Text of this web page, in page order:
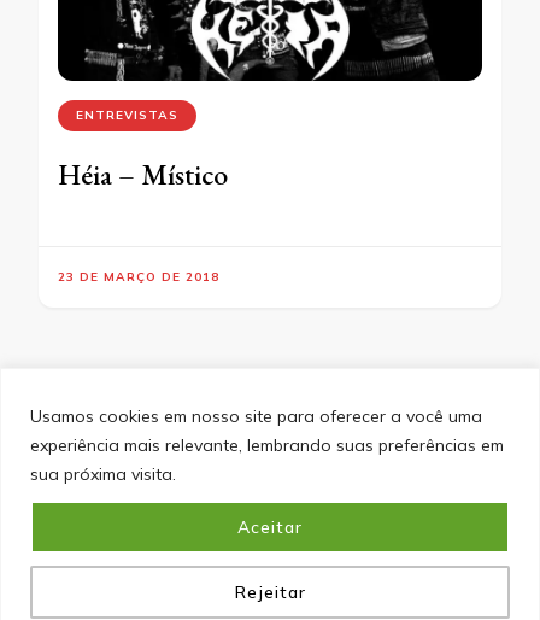
Usamos cookies em nosso site para oferecer a você uma
experiência mais relevante, lembrando suas preferências em
sua próxima visita.
Rejeitar
Aceitar
ENTREVISTAS
Héia – Místico
23 DE MARÇO DE 2018
&cópia; Direitos Autorais 2026Portal do Inferno
direitos reservados.Blossom PinIt | Desenvolvido por
Blossom Themes. Desenvolvido porWordPress.Política
de Privacidade
SITEMAP POLÍTICA DE PRIVACIDADE
EQUIPE